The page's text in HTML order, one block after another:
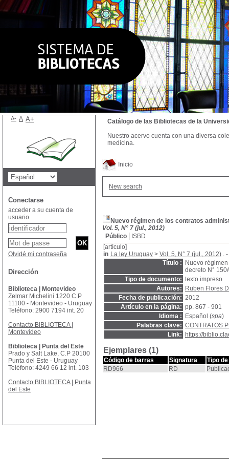
Inicio
New search
Nuevo régimen de los contratos
Vol. 5, N° 7 (jul., 2012)
Público
ISBD
[artículo]
in La ley Uruguay > Vol. 5, N° 7 (jul., 2012) .
Título :
Nuevo
decreto N°
Tipo de documento: texto impreso
Autores:
Ruben Flores
Fecha de publicación: 2012
Artículo en la página: pp. 867 - 901
Idioma :
Español (spa)
Palabras clave: CONTRATOS
Link:
https://
Ejemplares (1)
Código de barras Signatura
Tipo
RD966
RD
Catálogo de las Bibliotecas de la
Nuestro acervo cuenta con una diversa
medicina.
A- A A+
Conectarse
acceder a su cuenta de
usuario
Olvidé mi contraseña
Dirección
Biblioteca | Montevideo
Zelmar Michelini 1220 C.P
11100 - Montevideo - Uruguay
Teléfono: 2900 7194 int. 20
Contacto BIBLIOTECA |
Montevideo
Biblioteca | Punta del Este
Prado y Salt Lake, C.P 20100
Punta del Este - Uruguay
Teléfono: 4249 66 12 int. 103
Contacto BIBLIOTECA | Punta
del Este